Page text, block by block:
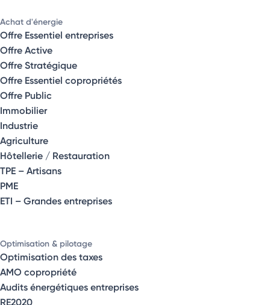
Achat d'énergie
Offre Essentiel entreprises
Offre Active
Offre Stratégique
Offre Essentiel copropriétés
Offre Public
Immobilier
Industrie
Agriculture
Hôtellerie / Restauration
TPE – Artisans
PME
ETI – Grandes entreprises
Optimisation & pilotage
Optimisation des taxes
AMO copropriété
Audits énergétiques entreprises
RE2020